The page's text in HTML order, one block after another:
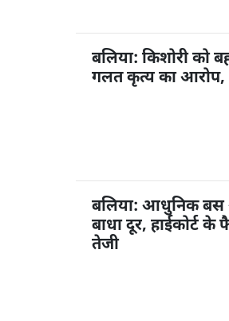
बलिया: किशोरी
गलत कृत्य का आरोप,
बलिया: आधुनिक बस
बाधा दूर, हाईकोर्ट
तेजी